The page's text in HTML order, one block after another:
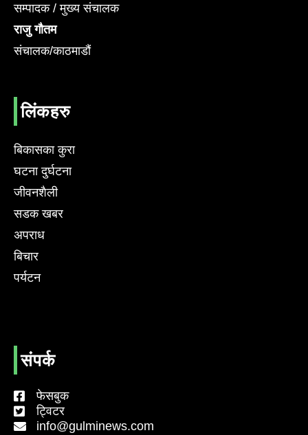
सम्पादक / मुख्य संचालक
राजु गौतम
संचालक/काठमाडौं
लिंकहरु
बिकासका कुरा
घटना दुर्घटना
जीवनशैली
सडक खबर
अपराध
बिचार
पर्यटन
संपर्क
फेसबुक
ट्विटर
info@gulminews.com